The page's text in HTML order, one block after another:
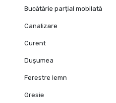
Bucătărie parțial mobilată
Canalizare
Curent
Dușumea
Ferestre lemn
Gresie